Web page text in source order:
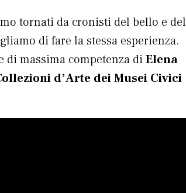
tornati da cronisti del bello e del
di fare la stessa esperienza.
di massima competenza diElena
d’Arte dei Musei Civici